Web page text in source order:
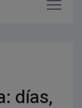
días,